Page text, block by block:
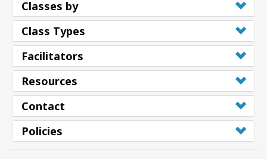
Classes by
Class Types
Facilitators
Resources
Contact
Policies